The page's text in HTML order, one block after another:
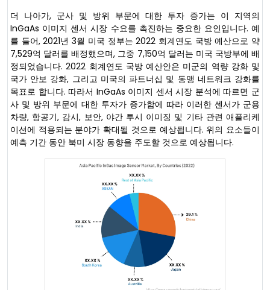
더 나아가, 군사 및 방위 부문에 대한 투자 증가는 이 지역의
InGaAs 이미지 센서 시장 수요를 촉진하는 중요한 요인입니다. 예
를 들어, 2021년 3월 미국 정부는 2022 회계연도 국방 예산으로 약
7,529억 달러를 배정했으며, 그중 7,150억 달러는 미국 국방부에 배
정되었습니다. 2022 회계연도 국방 예산안은 미군의 역량 강화 및
국가 안보 강화, 그리고 미국의 파트너십 및 동맹 네트워크 강화를
목표로 합니다. 따라서 InGaAs 이미지 센서 시장 분석에 따르면 군
사 및 방위 부문에 대한 투자가 증가함에 따라 이러한 센서가 군용
차량, 항공기, 감시, 보안, 야간 투시 이미징 및 기타 관련 애플리케
이션에 적용되는 분야가 확대될 것으로 예상됩니다. 위의 요소들이
예측 기간 동안 북미 시장 동향을 주도할 것으로 예상됩니다.